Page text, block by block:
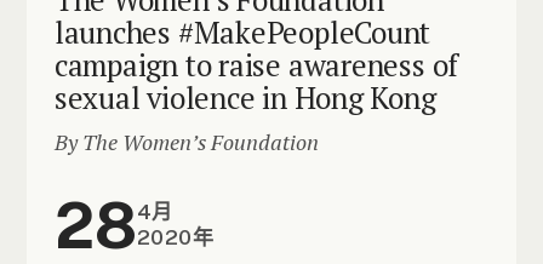
launches #MakePeopleCount
campaign to raise awareness of
sexual violence in Hong Kong
By The Women’s Foundation
284月
2020年